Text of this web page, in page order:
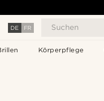
DE FR Suchen
Körperpflege